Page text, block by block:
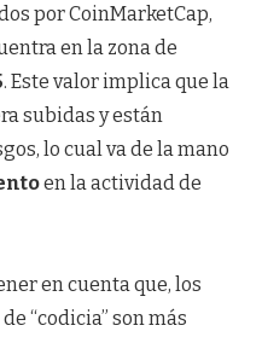
por CoinMarketCap,
en la zona de
. Este valor implica que la
subidas y están
lo cual va de la mano
en la actividad de
en cuenta que, los
“codicia” son más